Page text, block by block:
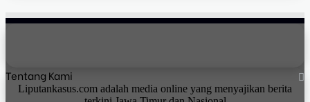
Tentang Kami
Liputankasus.com adalah media online yang menyajikan berita